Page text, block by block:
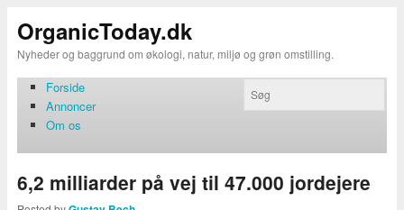
OrganicToday.dk
Nyheder og baggrund om økologi, natur, miljø og grøn omstilling.
Forside
Annoncer
Om os
6,2 milliarder på vej til 47.000 jordejere